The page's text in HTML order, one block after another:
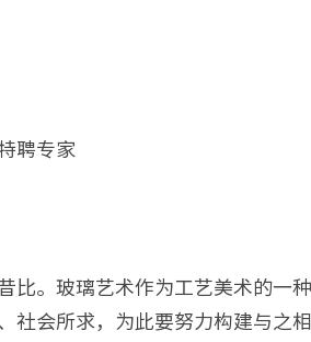
聘专家
。玻璃艺术作为工艺美术的一
会所求，为此要努力构建与之